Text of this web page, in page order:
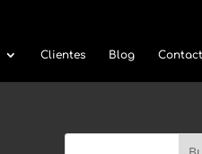
Clientes Blog